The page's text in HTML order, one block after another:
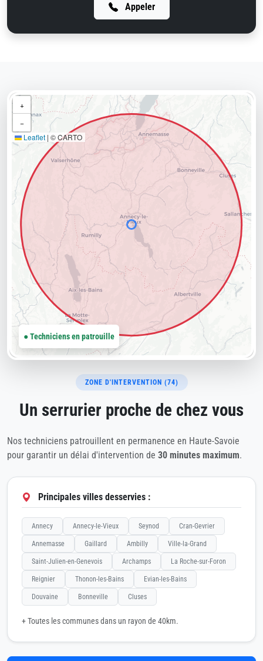
Appeler
ZONE D'INTERVENTION (74)
Un serrurier proche de chez vous
Nos techniciens patrouillent en permanence en Haute-Savoie
pour garantir un délai d'intervention de 30 minutes maximum.
Principales villes desservies :
Annecy Annecy-le-Vieux Seynod Cran-Gevrier
Annemasse Gaillard Ambilly Ville-la-Grand
Saint-Julien-en-Genevois Archamps La Roche-sur-Foron
Reignier Thonon-les-Bains Evian-les-Bains
Douvaine Bonneville Cluses
+ Toutes les communes dans un rayon de 40km.
+
−
Leaflet | © CARTO
● Techniciens en patrouille